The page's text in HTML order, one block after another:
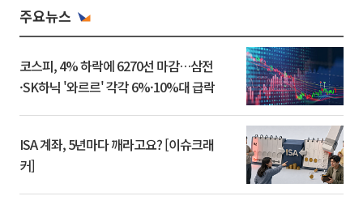
주요뉴스
코스피, 4% 하락에 6270선 마감…삼전
·SK하닉 '와르르' 각각 6%·10%대 급락
ISA 계좌, 5년마다 깨라고요? [이슈크래
커]